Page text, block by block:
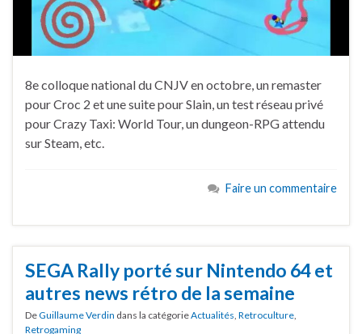
8e colloque national du CNJV en octobre, un remaster
pour Croc 2 et une suite pour Slain, un test réseau privé
pour Crazy Taxi: World Tour, un dungeon-RPG attendu
sur Steam, etc.
Faire un commentaire
SEGA Rally porté sur Nintendo 64 et
autres news rétro de la semaine
DeGuillaume Verdin dans la catégorieActualités Retroculture
Retrogaming